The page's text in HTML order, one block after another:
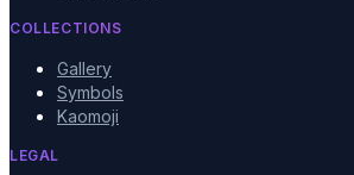
COLLECTIONS
Gallery
Symbols
Kaomoji
LEGAL